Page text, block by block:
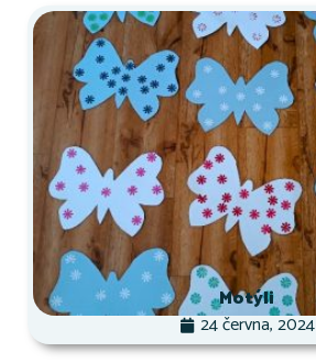
Motýli
24 června, 2024